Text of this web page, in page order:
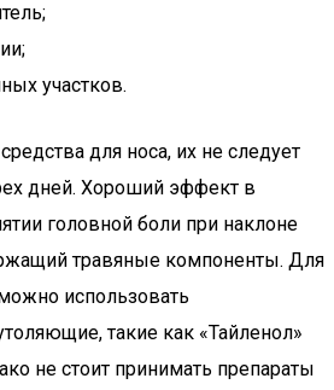
участков.
для носа, их не следует
дней. Хороший эффект в
головной боли при наклоне
травяные компоненты. Для
использовать
такие как «Тайленол»
не стоит принимать препараты